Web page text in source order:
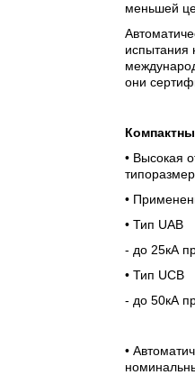
меньшей
испытания
они
• Высокая
•
• Тип UAB
- до 25кА
• Тип UCB
- до 50кА
•